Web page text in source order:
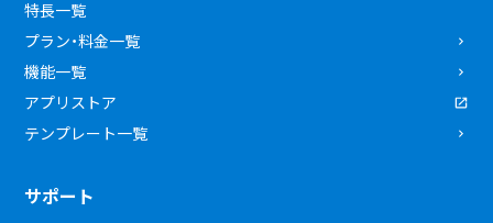
特長一覧
プラン・料金一覧
機能一覧
アプリストア
テンプレート一覧
サポート